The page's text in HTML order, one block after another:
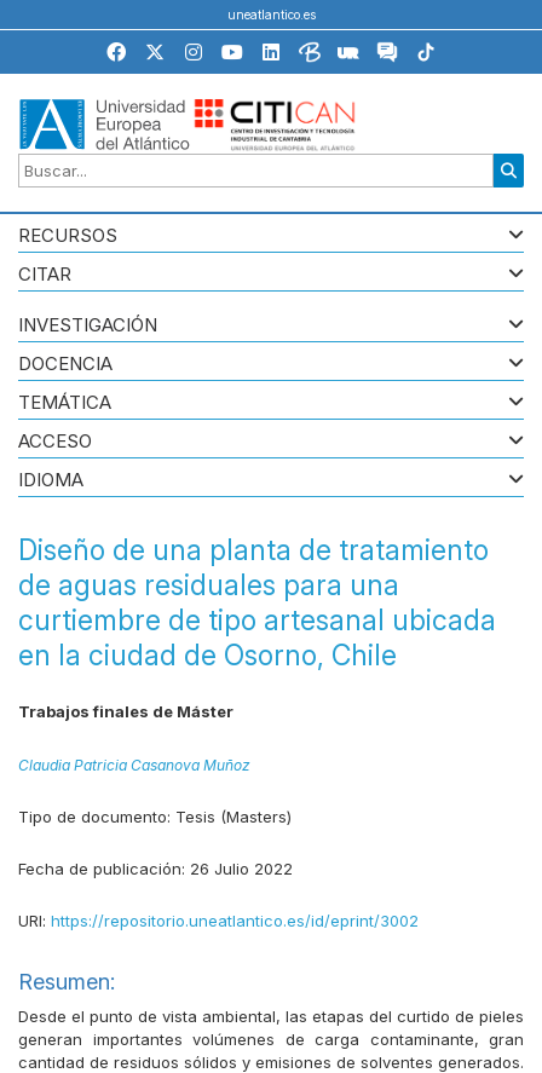
uneatlantico.es
RECURSOS
CITAR
Diseño de una planta de tratamiento
de aguas residuales para una
curtiembre de tipo artesanal ubicada
en la ciudad de Osorno, Chile
Trabajos finales de Máster
Claudia Patricia Casanova Muñoz
Tipo de documento: Tesis (Masters)
Fecha de publicación: 26 Julio 2022
URI: https://repositorio.uneatlantico.es/id/eprint/3002
Resumen:
Desde el punto de vista ambiental, las etapas del curtido de pieles
generan importantes volúmenes de carga contaminante, gran
cantidad de residuos sólidos y emisiones de solventes generados.
INVESTIGACIÓN
DOCENCIA
TEMÁTICA
ACCESO
IDIOMA